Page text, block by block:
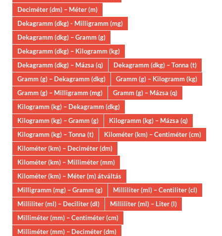
Deciméter (dm) – Méter (m)
Dekagramm (dkg) - Milligramm (mg)
Dekagramm (dkg) – Gramm (g)
Dekagramm (dkg) – Kilogramm (kg)
Dekagramm (dkg) – Mázsa (q)
Dekagramm (dkg) – Tonna (t)
Gramm (g) – Dekagramm (dkg)
Gramm (g) – Kilogramm (kg)
Gramm (g) – Milligramm (mg)
Gramm (g) – Mázsa (q)
Kilogramm (kg) – Dekagramm (dkg)
Kilogramm (kg) – Gramm (g)
Kilogramm (kg) – Mázsa (q)
Kilogramm (kg) – Tonna (t)
Kilométer (km) – Centiméter (cm)
Kilométer (km) – Deciméter (dm)
Kilométer (km) – Milliméter (mm)
Kilométer (km) – Méter (m) átváltás
Milligramm (mg) – Gramm (g)
Milliliter (ml) – Centiliter (cl)
Milliliter (ml) – Deciliter (dl)
Milliliter (ml) – Liter (l)
Milliméter (mm) – Centiméter (cm)
Milliméter (mm) – Deciméter (dm)